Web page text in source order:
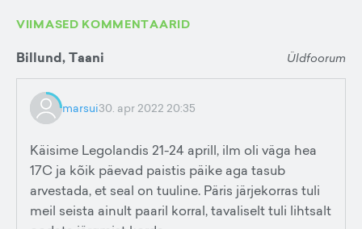
VIIMASED KOMMENTAARID
Billund, Taani Üldfoorum
marsui30. apr 2022 20:35
Käisime Legolandis 21-24 aprill, ilm oli väga hea
17C ja kõik päevad paistis päike aga tasub
arvestada, et seal on tuuline. Päris järjekorras tuli
meil seista ainult paaril korral, tavaliselt tuli lihtsalt